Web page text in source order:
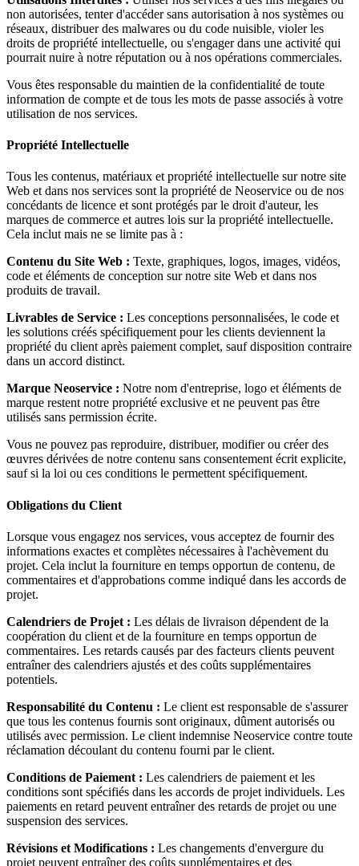
non autorisées, tenter d'accéder sans autorisation à nos systèmes ou
réseaux, distribuer des malwares ou du code nuisible, violer les
droits de propriété intellectuelle, ou s'engager dans une activité qui
pourrait nuire à notre réputation ou à nos opérations commerciales.
Vous êtes responsable du maintien de la confidentialité de toute
information de compte et de tous les mots de passe associés à votre
utilisation de nos services.
Propriété Intellectuelle
Tous les contenus, matériaux et propriété intellectuelle sur notre site
Web et dans nos services sont la propriété de Neoservice ou de nos
concédants de licence et sont protégés par le droit d'auteur, les
marques de commerce et autres lois sur la propriété intellectuelle.
Cela inclut mais ne se limite pas à :
Contenu du Site Web : Texte, graphiques, logos, images, vidéos,
code et éléments de conception sur notre site Web et dans nos
produits de travail.
Livrables de Service : Les conceptions personnalisées, le code et
les solutions créés spécifiquement pour les clients deviennent la
propriété du client après paiement complet, sauf disposition contraire
dans un accord distinct.
Marque Neoservice : Notre nom d'entreprise, logo et éléments de
marque restent notre propriété exclusive et ne peuvent pas être
utilisés sans permission écrite.
Vous ne pouvez pas reproduire, distribuer, modifier ou créer des
œuvres dérivées de notre contenu sans consentement écrit explicite,
sauf si la loi ou ces conditions le permettent spécifiquement.
Obligations du Client
Lorsque vous engagez nos services, vous acceptez de fournir des
informations exactes et complètes nécessaires à l'achèvement du
projet. Cela inclut la fourniture en temps opportun de contenu, de
commentaires et d'approbations comme indiqué dans les accords de
projet.
Calendriers de Projet : Les délais de livraison dépendent de la
coopération du client et de la fourniture en temps opportun de
commentaires. Les retards causés par des facteurs clients peuvent
entraîner des calendriers ajustés et des coûts supplémentaires
potentiels.
Responsabilité du Contenu : Le client est responsable de s'assurer
que tous les contenus fournis sont originaux, dûment autorisés ou
utilisés avec permission. Le client indemnise Neoservice contre toute
réclamation découlant du contenu fourni par le client.
Conditions de Paiement : Les calendriers de paiement et les
conditions sont spécifiés dans les accords de projet individuels. Les
paiements en retard peuvent entraîner des retards de projet ou une
suspension des services.
Révisions et Modifications : Les changements d'envergure du
projet peuvent entraîner des coûts supplémentaires et des